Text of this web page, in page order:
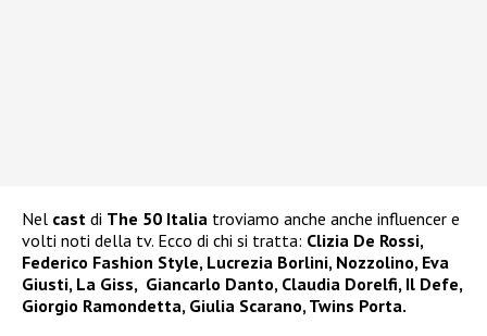
Nel cast di The 50 Italia troviamo anche anche influencer e
volti noti della tv. Ecco di chi si tratta: Clizia De Rossi,
Federico Fashion Style, Lucrezia Borlini, Nozzolino, Eva
Giusti, La Giss, Giancarlo Danto, Claudia Dorelfi, Il Defe,
Giorgio Ramondetta, Giulia Scarano, Twins Porta.